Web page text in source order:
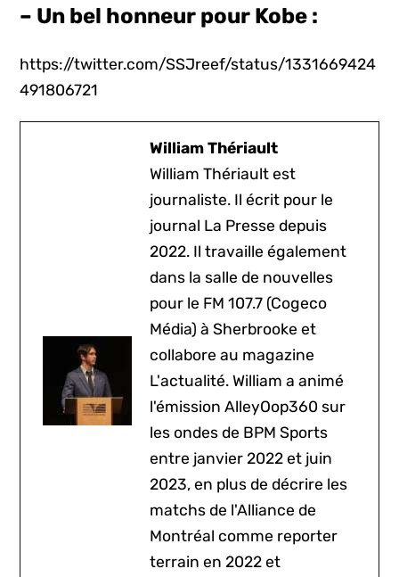
– Un bel honneur pour Kobe :
https://twitter.com/SSJreef/status/1331669424
491806721
William Thériault
William Thériault est
journaliste. Il écrit pour le
journal La Presse depuis
2022. Il travaille également
dans la salle de nouvelles
pour le FM 107.7 (Cogeco
Média) à Sherbrooke et
collabore au magazine
L'actualité. William a animé
l'émission AlleyOop360 sur
les ondes de BPM Sports
entre janvier 2022 et juin
2023, en plus de décrire les
matchs de l'Alliance de
Montréal comme reporter
terrain en 2022 et